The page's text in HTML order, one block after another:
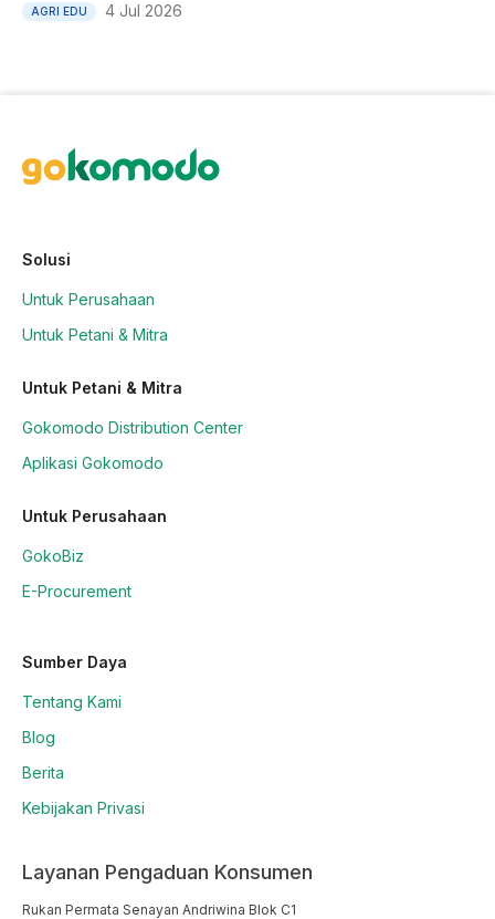
AGRI EDU 4 Jul 2026
Solusi
Untuk Perusahaan
Untuk Petani & Mitra
Untuk Petani & Mitra
Gokomodo Distribution Center
Aplikasi Gokomodo
Untuk Perusahaan
GokoBiz
E-Procurement
Sumber Daya
Tentang Kami
Blog
Berita
Kebijakan Privasi
Layanan Pengaduan Konsumen
Rukan Permata Senayan Andriwina Blok C1